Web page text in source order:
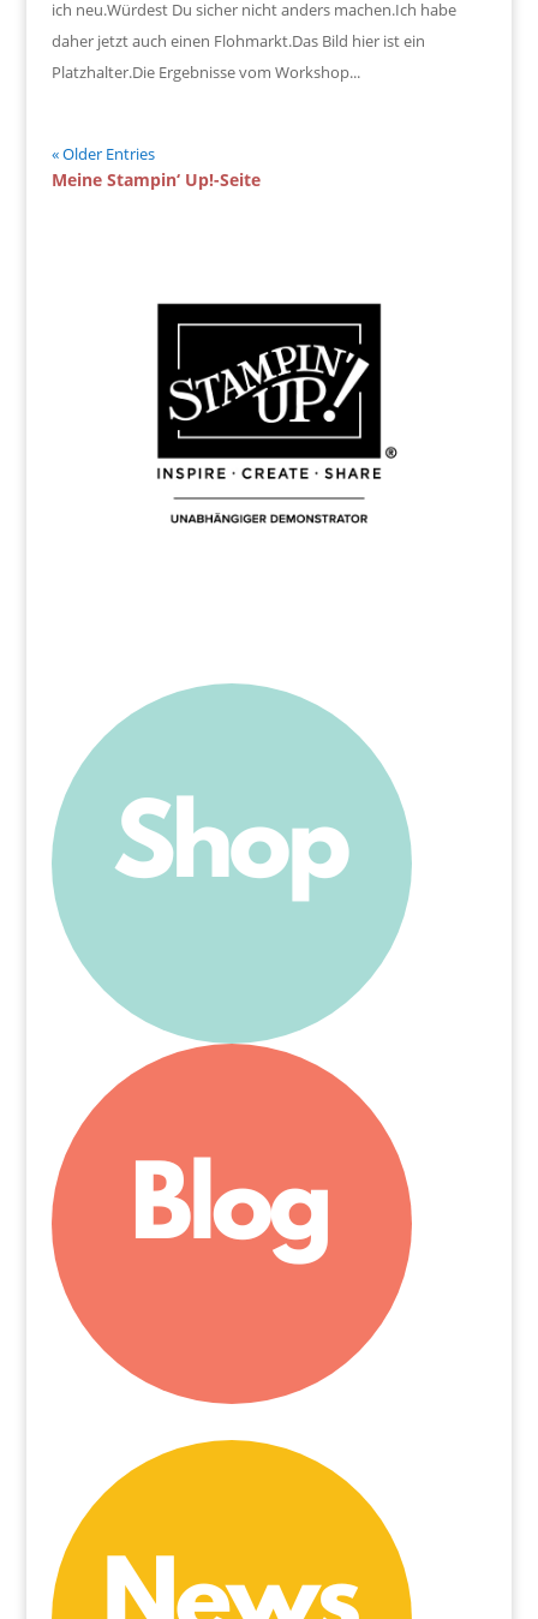
ich neu.Würdest Du sicher nicht anders machen.Ich habe
daher jetzt auch einen Flohmarkt.Das Bild hier ist ein
Platzhalter.Die Ergebnisse vom Workshop...
« Older Entries
Meine Stampin‘ Up!-Seite